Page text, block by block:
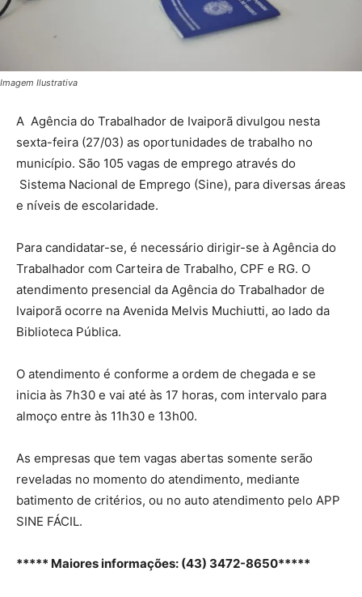
Imagem Ilustrativa
A Agência do Trabalhador de Ivaiporã divulgou nesta
sexta-feira (27/03) as oportunidades de trabalho no
município. São 105 vagas de emprego através do
Sistema Nacional de Emprego (Sine), para diversas áreas
e níveis de escolaridade.
Para candidatar-se, é necessário dirigir-se à Agência do
Trabalhador com Carteira de Trabalho, CPF e RG. O
atendimento presencial da Agência do Trabalhador de
Ivaiporã ocorre na Avenida Melvis Muchiutti, ao lado da
Biblioteca Pública.
O atendimento é conforme a ordem de chegada e se
inicia às 7h30 e vai até às 17 horas, com intervalo para
almoço entre às 11h30 e 13h00.
As empresas que tem vagas abertas somente serão
reveladas no momento do atendimento, mediante
batimento de critérios, ou no auto atendimento pelo APP
SINE FÁCIL.
***** Maiores informações: (43) 3472-8650*****